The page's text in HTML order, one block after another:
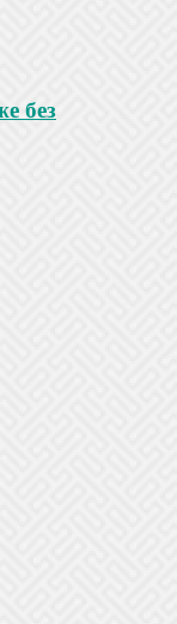
без